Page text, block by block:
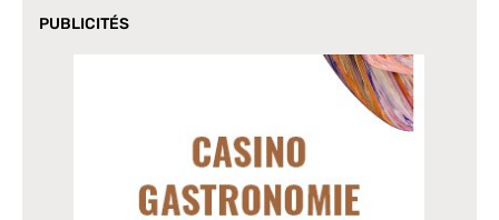
PUBLICITÉS